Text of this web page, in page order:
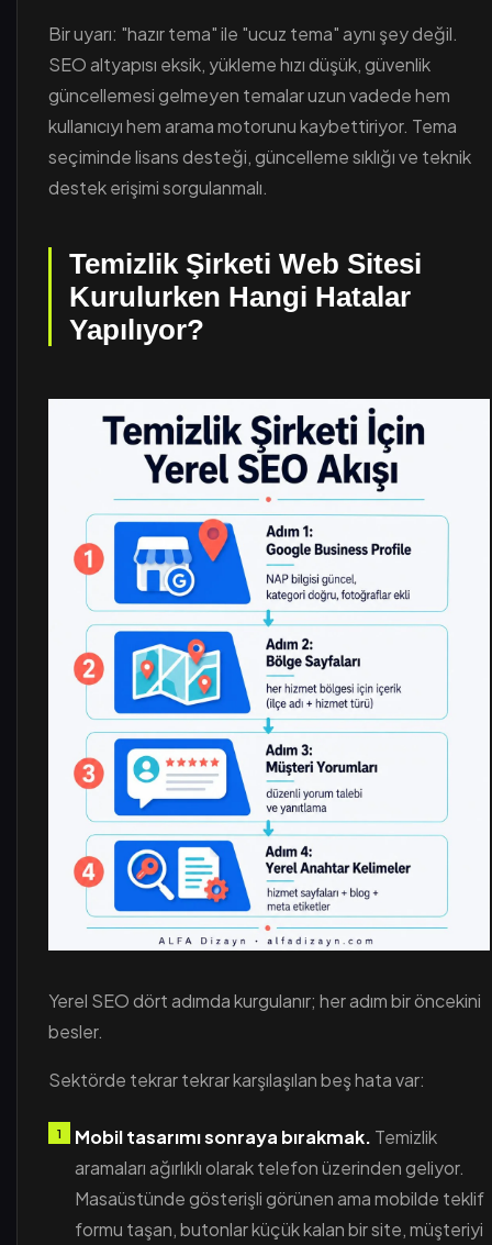
Bir uyarı: "hazır tema" ile "ucuz tema" aynı şey değil.
SEO altyapısı eksik, yükleme hızı düşük, güvenlik
güncellemesi gelmeyen temalar uzun vadede hem
kullanıcıyı hem arama motorunu kaybettiriyor. Tema
seçiminde lisans desteği, güncelleme sıklığı ve teknik
destek erişimi sorgulanmalı.
Temizlik Şirketi Web Sitesi
Kurulurken Hangi Hatalar
Yapılıyor?
Yerel SEO dört adımda kurgulanır; her adım bir öncekini
besler.
Sektörde tekrar tekrar karşılaşılan beş hata var:
Mobil tasarımı sonraya bırakmak. Temizlik
aramaları ağırlıklı olarak telefon üzerinden geliyor.
Masaüstünde gösterişli görünen ama mobilde teklif
formu taşan, butonlar küçük kalan bir site, müşteriyi